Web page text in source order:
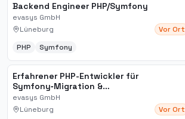
Backend Engineer PHP/Symfony
evasys GmbH
Lüneburg
Vor Ort
PHP
Symfony
Erfahrener PHP-Entwickler für
Symfony‑Migration &
Plattformarchitektur (m/w/d)
evasys GmbH
Lüneburg
Vor Ort